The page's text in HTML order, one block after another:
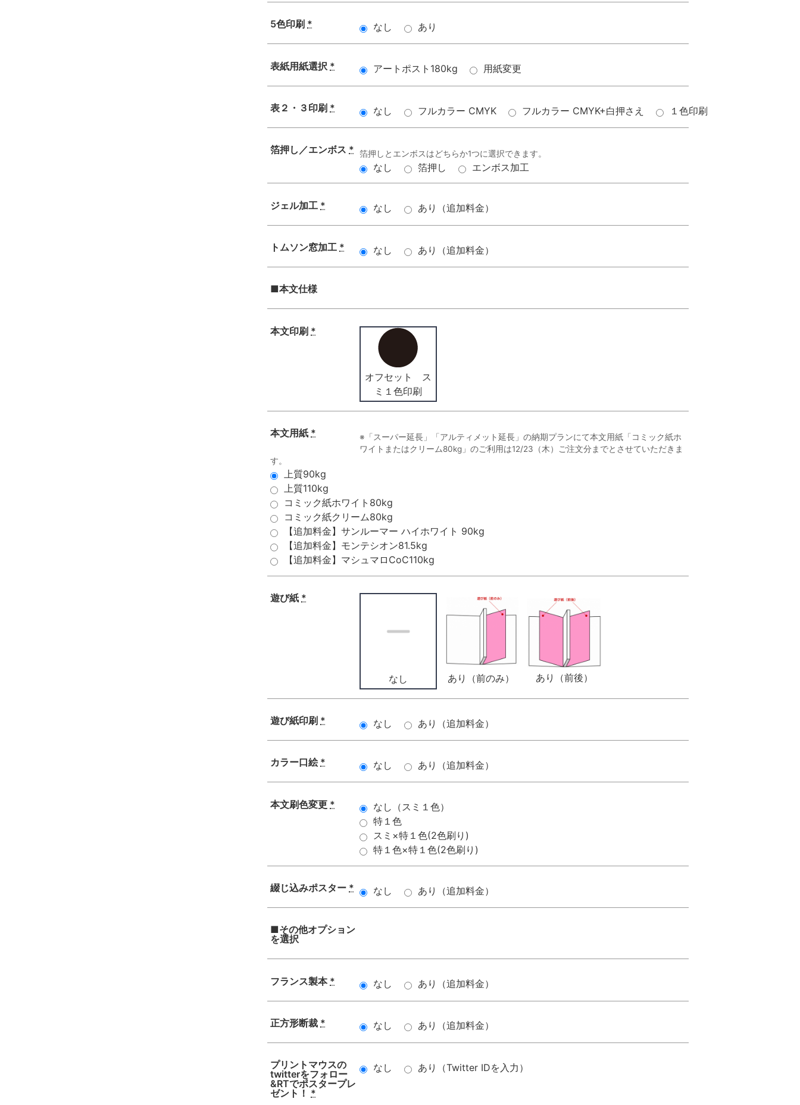
5色印刷 * なし あり
表紙用紙選択 * アートポスト180kg 用紙変更
表２・３印刷 * なし フルカラー CMYK フルカラー CMYK+白押さえ １色印刷
箔押し／エンボス * 箔押しとエンボスはどちらか1つに選択できます。
なし 箔押し エンボス加工
ジェル加工 * なし あり（追加料金）
トムソン窓加工 * なし あり（追加料金）
■本文仕様
本文印刷 *
オフセット ス
ミ１色印刷
本文用紙 *
※「スーパー延長」「アルティメット延長」の納期プランにて本文用紙「コミック紙ホ
ワイトまたはクリーム80kg」のご利用は12/23（木）ご注文分までとさせていただきま
す。
上質90kg
上質110kg
コミック紙ホワイト80kg
コミック紙クリーム80kg
【追加料金】サンルーマー ハイホワイト 90kg
【追加料金】モンテシオン81.5kg
【追加料金】マシュマロCoC110kg
遊び紙 *
なし あり（前のみ） あり（前後）
遊び紙印刷 * なし あり（追加料金）
カラー口絵 * なし あり（追加料金）
本文刷色変更 *
なし（スミ１色）
特１色
スミ×特１色(2色刷り)
特１色×特１色(2色刷り)
綴じ込みポスター * なし あり（追加料金）
■その他オプション
を選択
フランス製本 * なし あり（追加料金）
正方形断裁 * なし あり（追加料金）
プリントマウスの
twitterをフォロー
&RTでポスタープレ
ゼント！ *
なし あり（Twitter IDを入力）